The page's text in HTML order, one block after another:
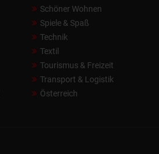
Schöner Wohnen
Spiele & Spaß
Technik
Textil
Tourismus & Freizeit
Transport & Logistik
Österreich